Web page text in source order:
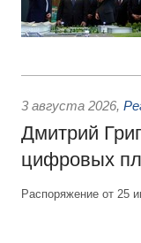
3 августа 2026,
Дмитрий
цифровых
Распоряжение от 25